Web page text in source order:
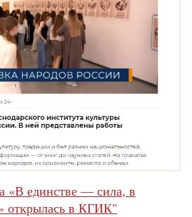
«В единстве — сила, в
открылась в КГИК"